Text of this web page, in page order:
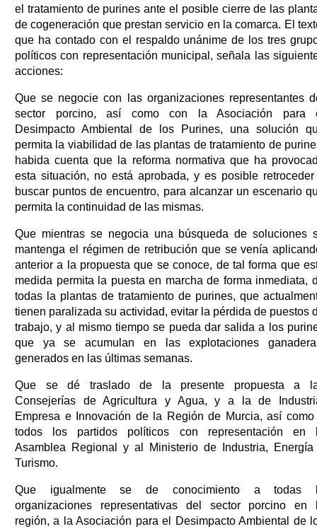
el tratamiento de purines ante el posible cierre de las
de cogeneración que prestan servicio en la comarca. El
que ha contado con el respaldo unánime de los tres
políticos con representación municipal, señala las
acciones:
Que se negocie con las organizaciones representantes
sector porcino, así como con la Asociación para
Desimpacto Ambiental de los Purines, una solución
permita la viabilidad de las plantas de tratamiento de
habida cuenta que la reforma normativa que ha
esta situación, no está aprobada, y es posible
buscar puntos de encuentro, para alcanzar un escenario
permita la continuidad de las mismas.
Que mientras se negocia una búsqueda de soluciones
mantenga el régimen de retribución que se venía
anterior a la propuesta que se conoce, de tal forma que
medida permita la puesta en marcha de forma inmediata,
todas la plantas de tratamiento de purines, que
tienen paralizada su actividad, evitar la pérdida de puestos
trabajo, y al mismo tiempo se pueda dar salida a los
que ya se acumulan en las explotaciones
generados en las últimas semanas.
Que se dé traslado de la presente propuesta a
Consejerías de Agricultura y Agua, y a la de
Empresa e Innovación de la Región de Murcia, así como
todos los partidos políticos con representación en
Asamblea Regional y al Ministerio de Industria,
Turismo.
Que igualmente se de conocimiento a todas
organizaciones representativas del sector porcino en
región, a la Asociación para el Desimpacto Ambiental de